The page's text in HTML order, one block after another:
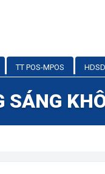
TT POS-MPOS
SÁNG